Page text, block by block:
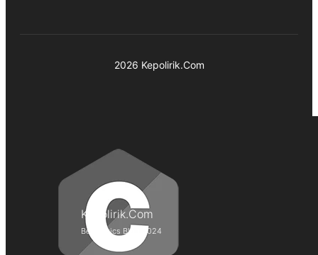
2026 Kepolirik.Com
Kepolirik.Com
Best Lyrics Blog 2024